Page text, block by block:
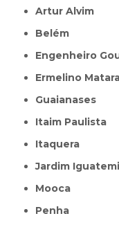
Artur Alvim
Belém
Engenheiro
Ermelino
Guaianases
Itaim Paulista
Itaquera
Jardim Iguatemi
Mooca
Penha